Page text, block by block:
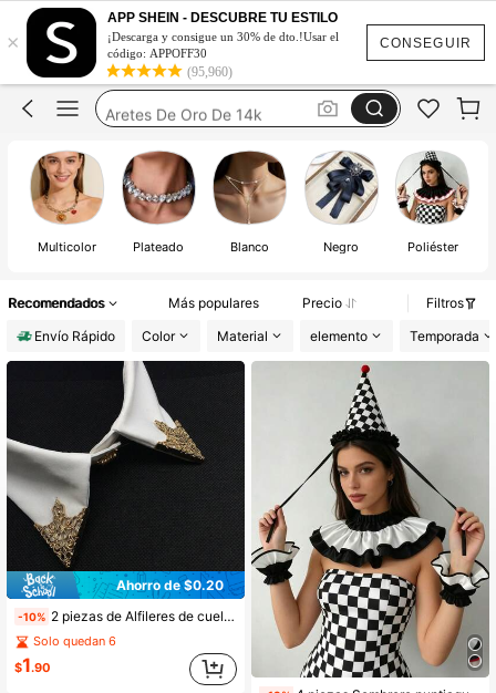
CONSEGUIR
×
APP SHEIN - DESCUBRE TU ESTILO
¡Descarga y consigue un 30% de dto.!Usar el
código: APPOFF30
(95,960)
Collares En Tendencia De Mujer
Collares De Mujer
Aretes De Oro De 14k
Rosario Catolico
Collares En Tendencia De Mujer
Multicolor Plateado Blanco Negro Poliéster
Recomendados Más populares Precio
Filtros
Envío Rápido
Color Material elemento Temporada
Ahorro de $0.20
-10% 2 piezas de Alfileres de cuello estilo palacio vintage, Clips de cuello triangulares florales huecos de cobre para trajes y camisas de hombre, Accesorios, Festival, Regalos, Regalo de graduación, Accesorios
Solo quedan 6
$1.90